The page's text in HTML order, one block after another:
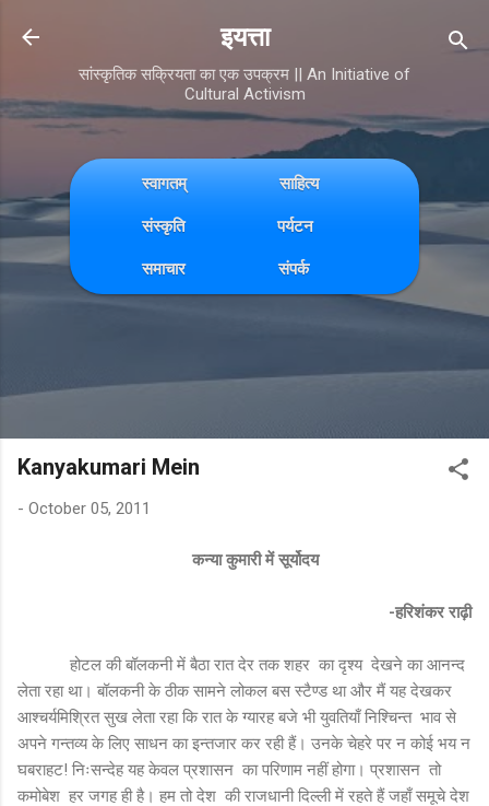
Skip to main content
इयत्ता
सांस्कृतिक सक्रियता का एक उपक्रम || An Initiative of
Cultural Activism
स्वागतम् साहित्य
संस्कृति पर्यटन
समाचार संपर्क
Kanyakumari Mein
- October 05, 2011
कन्या कुमारी में सूर्योदय
-हरिशंकर राढ़ी
होटल की बॉलकनी में बैठा रात देर तक शहर का दृश्य देखने का आनन्द
लेता रहा था। बॉलकनी के ठीक सामने लोकल बस स्टैण्ड था और मैं यह देखकर
आश्चर्यमिश्रित सुख लेता रहा कि रात के ग्यारह बजे भी युवतियाँ निश्चिन्त भाव से
अपने गन्तव्य के लिए साधन का इन्तजार कर रही हैं। उनके चेहरे पर न कोई भय न
घबराहट! निःसन्देह यह केवल प्रशासन का परिणाम नहीं होगा। प्रशासन तो
कमोबेश हर जगह ही है। हम तो देश की राजधानी दिल्ली में रहते हैं जहाँ समूचे देश